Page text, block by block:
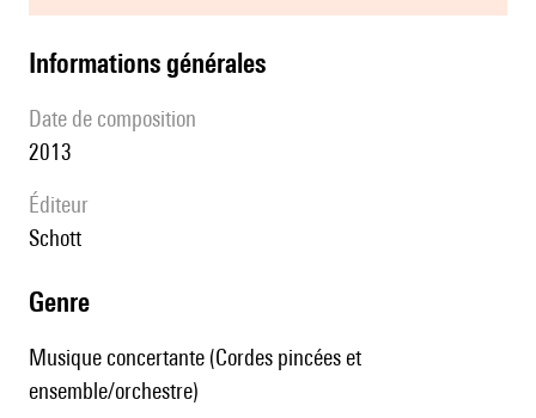
informations générales
date de composition
2013
éditeur
Schott
genre
Musique concertante (Cordes pincées et
ensemble/orchestre)